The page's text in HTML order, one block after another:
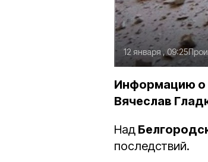
12 января , 09:25
Информацию о
Вячеслав
Над
последствий.